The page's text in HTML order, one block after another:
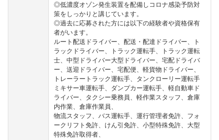
◎低濃度オゾン発生装置を配備しコロナ感染予防対
策をしっかりと講じています。
◎過去に応募された方には以下の経験者や資格保有
者がいます。
ルート配送ドライバー、配送・配達ドライバー、ト
ラックドライバー、トラック運転手、トラック運転
士、中型ドライバー大型ドライバー、宅配ドライバ
ー、送迎ドライバー、宅配便、軽貨物ドライバー、
トレーラートラック運転手、タンクローリー運転手
ミキサー車運転手、ダンプカー運転手、軽自動車ド
ライバー、タクシー乗務員、軽作業スタッフ、倉庫
内作業、倉庫作業員、
物流スタッフ、バス運転手、運行管理者免許、フォ
ークリフト免許、けん引免許、小型特殊免許、大型
特殊免許取得者、